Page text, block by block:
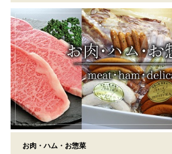
お肉・ハム・お惣菜